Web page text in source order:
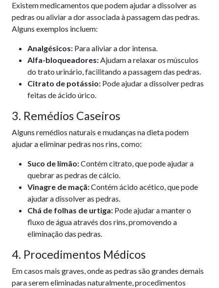
Existem medicamentos que podem ajudar a dissolver as
pedras ou aliviar a dor associada à passagem das pedras.
Alguns exemplos incluem:
Analgésicos: Para aliviar a dor intensa.
Alfa-bloqueadores:Ajudam a relaxar os músculos
do trato urinário, facilitando a passagem das pedras.
Citrato de potássio: Pode ajudar a dissolver pedras
feitas de ácido úrico.
3. Remédios Caseiros
Alguns remédios naturais e mudanças na dieta podem
ajudar a eliminar pedras nos rins, como:
Suco de limão:Contém citrato, que pode ajudar a
quebrar as pedras de cálcio.
Vinagre de maçã:Contém ácido acético, que pode
ajudar a dissolver as pedras.
Chá de folhas de urtiga: Pode ajudar a manter o
fluxo de água através dos rins, promovendo a
eliminação das pedras.
4. Procedimentos Médicos
Em casos mais graves, onde as pedras são grandes demais
para serem eliminadas naturalmente, procedimentos